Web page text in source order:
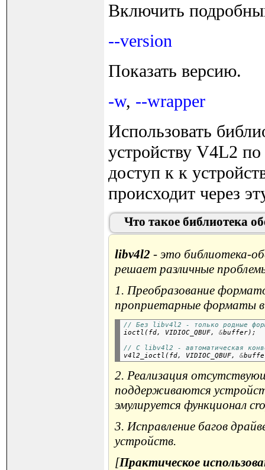
Включить
--version
Показать версию.
-w, --wrapper
Использовать
устройству V4L2
доступ к к
происходит через
Что такое библиотека
libv4l2 - это библиотека-
решает различные
1. Преобразование
проприетарные форматы
// Без libv4l2 - только родные
ioctl(fd,
VIDIOC_QBUF, &buffer);
// С libv4l2 - автоматическая
v4l2_ioctl(fd,
VIDIOC_QBUF, &
2. Реализация
поддерживаются
эмулируется функционал
3. Исправление багов
устройств.
[Практическое